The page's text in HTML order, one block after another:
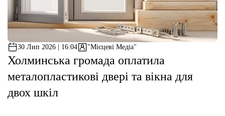
30 Лип 2026 | 16:04 "Місцеві Медіа"
Холминська громада оплатила
металопластикові двері та вікна для
двох шкіл